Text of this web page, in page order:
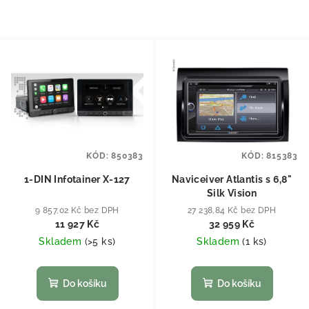
1-DIN Infotainer X-127
9 857,02 Kč bez DPH
11 927 Kč
Skladem (>5 ks)
Do košíku
KÓD:850383
Naviceiver Atlantis s 6,8"
Silk Vision
27 238,84 Kč bez DPH
32 959 Kč
Skladem(1 ks)
Do košíku
KÓD:815383